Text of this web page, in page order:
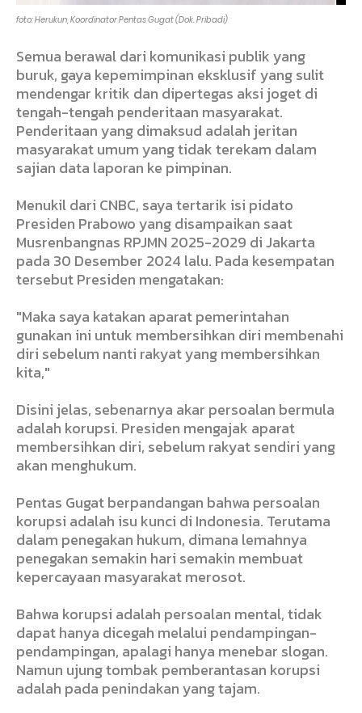
foto: Herukun, Koordinator Pentas Gugat (Dok. Pribadi)
Semua berawal dari komunikasi publik yang
buruk, gaya kepemimpinan eksklusif yang sulit
mendengar kritik dan dipertegas aksi joget di
tengah-tengah penderitaan masyarakat.
Penderitaan yang dimaksud adalah jeritan
masyarakat umum yang tidak terekam dalam
sajian data laporan ke pimpinan.
Menukil dari CNBC, saya tertarik isi pidato
Presiden Prabowo yang disampaikan saat
Musrenbangnas RPJMN 2025-2029 di Jakarta
pada 30 Desember 2024 lalu. Pada kesempatan
tersebut Presiden mengatakan:
"Maka saya katakan aparat pemerintahan
gunakan ini untuk membersihkan diri membenahi
diri sebelum nanti rakyat yang membersihkan
kita,"
Disini jelas, sebenarnya akar persoalan bermula
adalah korupsi. Presiden mengajak aparat
membersihkan diri, sebelum rakyat sendiri yang
akan menghukum.
Pentas Gugat berpandangan bahwa persoalan
korupsi adalah isu kunci di Indonesia. Terutama
dalam penegakan hukum, dimana lemahnya
penegakan semakin hari semakin membuat
kepercayaan masyarakat merosot.
Bahwa korupsi adalah persoalan mental, tidak
dapat hanya dicegah melalui pendampingan-
pendampingan, apalagi hanya menebar slogan.
Namun ujung tombak pemberantasan korupsi
adalah pada penindakan yang tajam.